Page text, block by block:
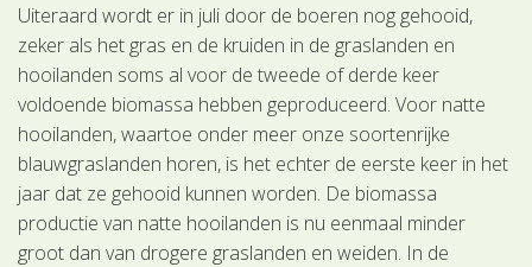
Uiteraard wordt er in juli door de boeren nog gehooid,
zeker als het gras en de kruiden in de graslanden en
hooilanden soms al voor de tweede of derde keer
voldoende biomassa hebben geproduceerd. Voor natte
hooilanden, waartoe onder meer onze soortenrijke
blauwgraslanden horen, is het echter de eerste keer in het
jaar dat ze gehooid kunnen worden. De biomassa
productie van natte hooilanden is nu eenmaal minder
groot dan van drogere graslanden en weiden. In de